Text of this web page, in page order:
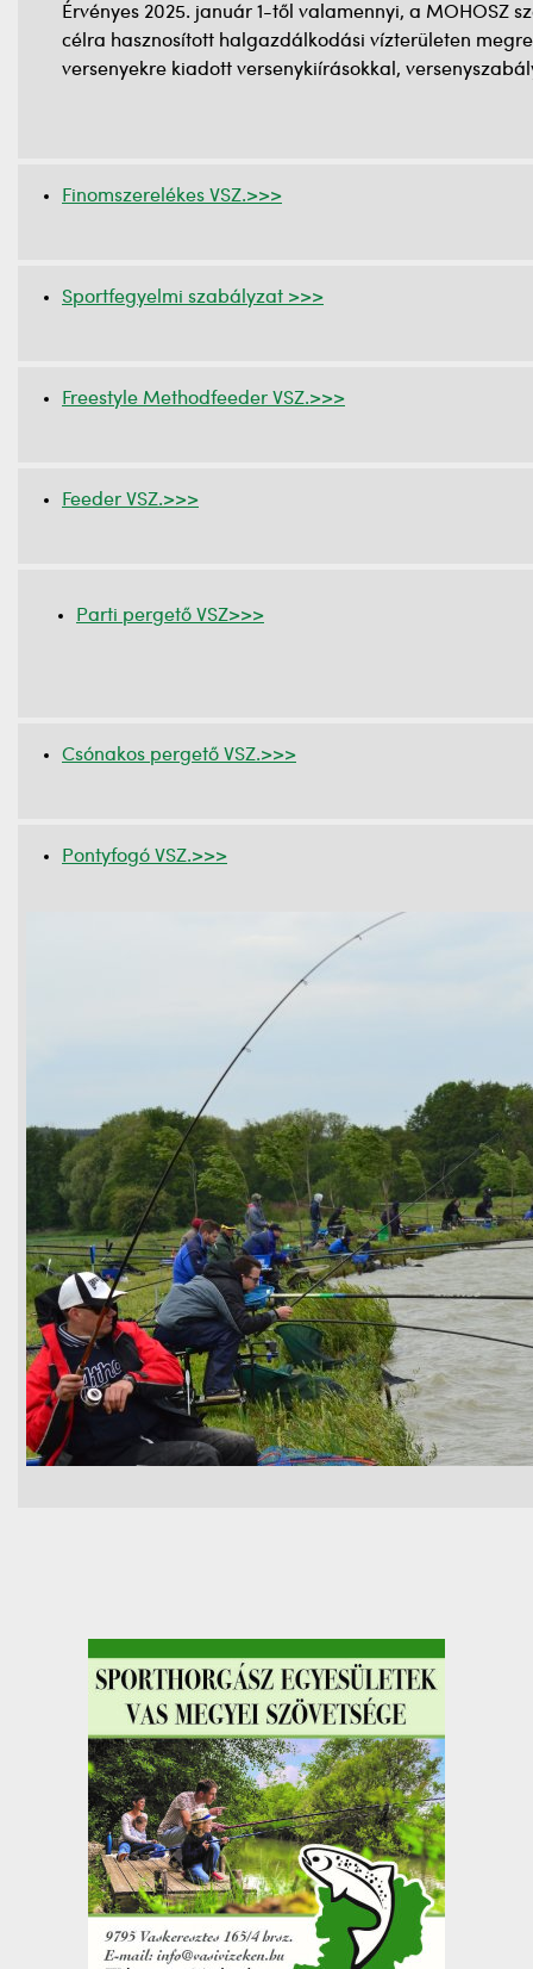
Érvényes 2025. január 1-től valamennyi, a MOHOSZ
célra hasznosított halgazdálkodási vízterületen
versenyekre kiadott versenykiírásokkal,
Finomszerelékes VSZ.>>>
Sportfegyelmi szabályzat >>>
Freestyle Methodfeeder VSZ.>>>
Feeder VSZ.>>>
Parti pergető VSZ>>>
Csónakos pergető VSZ.>>>
Pontyfogó VSZ.>>>